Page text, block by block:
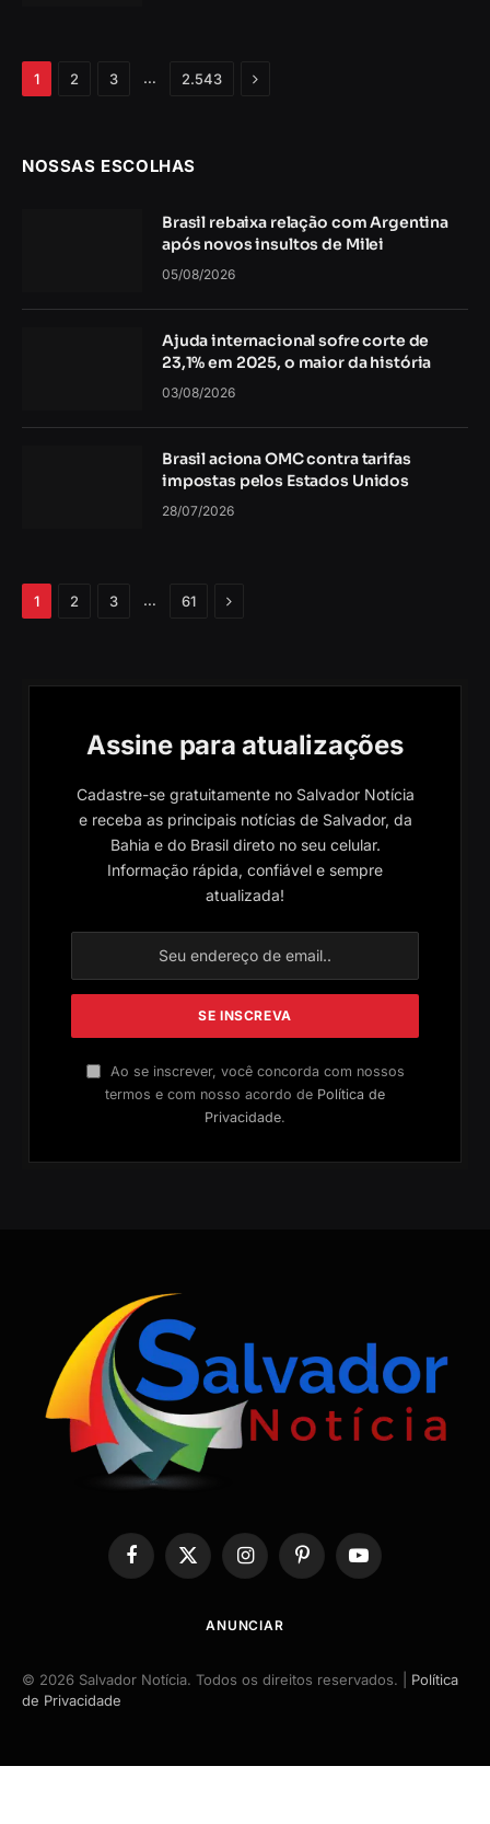
1 2 3 … 2.543 Próximo
NOSSAS ESCOLHAS
Brasil rebaixa relação com Argentina
após novos insultos de Milei
05/08/2026
Ajuda internacional sofre corte de
23,1% em 2025, o maior da história
03/08/2026
Brasil aciona OMC contra tarifas
impostas pelos Estados Unidos
28/07/2026
1 2 3 … 61 Próximo
Assine para atualizações
Cadastre-se gratuitamente no Salvador Notícia
e receba as principais notícias de Salvador, da
Bahia e do Brasil direto no seu celular.
Informação rápida, confiável e sempre
atualizada!
Ao se inscrever, você concorda com nossos
termos e com nosso acordo de Política de
Privacidade.
Facebook
X
InstagramPinterestYouTube
ANUNCIAR
© 2026 Salvador Notícia. Todos os direitos reservados. | Política
de Privacidade